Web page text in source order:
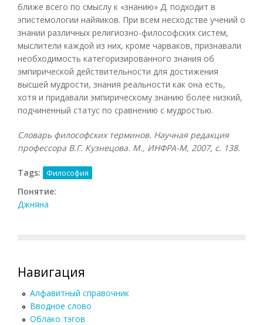
ближе всего по смыслу к «знанию» Д. подходит в
эпистемологии найяиков. При всем несходстве учений о
знании различных религиозно-философских систем,
мыслители каждой из них, кроме чарваков, признавали
необходимость категоризированного знания об
эмпирической действительности для достижения
высшей мудрости, знания реальности как она есть,
хотя и придавали эмпирическому знанию более низкий,
подчиненный статус по сравнению с мудростью.
Словарь философских терминов. Научная редакция
профессора В.Г. Кузнецова. М., ИНФРА-М, 2007, с. 138.
Tags: Философия
Понятие:
Джняна
Навигация
Алфавитный справочник
Вводное слово
Облако тэгов